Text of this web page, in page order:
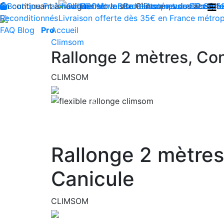
En continuant à naviguer sur le site Climsom, vous
Produits innovants de Santé et de Bien-
Livraison offerte dès 35€ en France
Contactez-nous : 02 85
Boutique Fraîcheur Bien-être Beauté Acupression Dos
Reconditionnés
FAQ Blog ProAccueil
Climsom
Rallonge 2 mètres,
CLIMSOM
Previous
Rallonge 2
Canicule
CLIMSOM